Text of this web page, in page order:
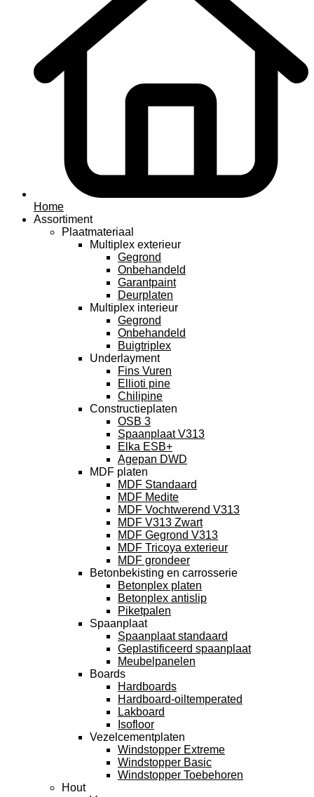
Home
Assortiment
Plaatmateriaal
Multiplex exterieur
Gegrond
Onbehandeld
Garantpaint
Deurplaten
Multiplex interieur
Gegrond
Onbehandeld
Buigtriplex
Underlayment
Fins Vuren
Ellioti pine
Chilipine
Constructieplaten
OSB 3
Spaanplaat V313
Elka ESB+
Agepan DWD
MDF platen
MDF Standaard
MDF Medite
MDF Vochtwerend V313
MDF V313 Zwart
MDF Gegrond V313
MDF Tricoya exterieur
MDF grondeer
Betonbekisting en carrosserie
Betonplex platen
Betonplex antislip
Piketpalen
Spaanplaat
Spaanplaat standaard
Geplastificeerd spaanplaat
Meubelpanelen
Boards
Hardboards
Hardboard-oiltemperated
Lakboard
Isofloor
Vezelcementplaten
Windstopper Extreme
Windstopper Basic
Windstopper Toebehoren
Hout